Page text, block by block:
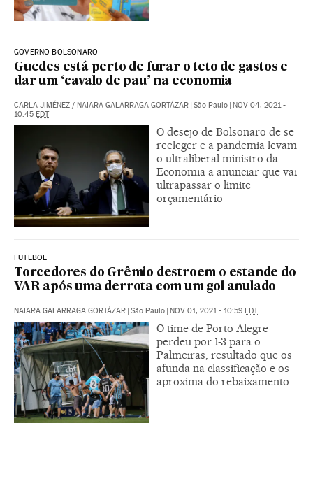
GOVERNO BOLSONARO
Guedes está perto de furar o teto de gastos e
dar um ‘cavalo de pau’ na economia
CARLA JIMÉNEZ / NAIARA GALARRAGA GORTÁZAR | São Paulo | NOV 04, 2021 -
10:45 EDT
O desejo de Bolsonaro de se
reeleger e a pandemia levam
o ultraliberal ministro da
Economia a anunciar que vai
ultrapassar o limite
orçamentário
FUTEBOL
Torcedores do Grêmio destroem o estande do
VAR após uma derrota com um gol anulado
NAIARA GALARRAGA GORTÁZAR | São Paulo | NOV 01, 2021 - 10:59 EDT
O time de Porto Alegre
perdeu por 1-3 para o
Palmeiras, resultado que os
afunda na classificação e os
aproxima do rebaixamento